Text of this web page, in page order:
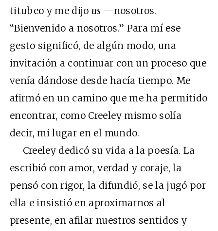
titubeo y me dijo us —nosotros.
“Bienvenido a nosotros.” Para mí ese
gesto significó, de algún modo, una
invitación a continuar con un proceso que
venía dándose desde hacía tiempo. Me
afirmó en un camino que me ha permitido
encontrar, como Creeley mismo solía
decir, mi lugar en el mundo.
Creeley dedicó su vida a la poesía. La
escribió con amor, verdad y coraje, la
pensó con rigor, la difundió, se la jugó por
ella e insistió en aproximarnos al
presente, en afilar nuestros sentidos y